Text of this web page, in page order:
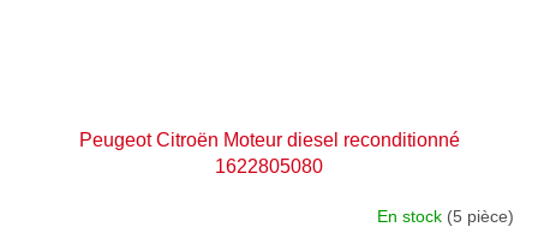
Peugeot Citroën Moteur diesel reconditionné
1622805080
En stock (5 pièce)